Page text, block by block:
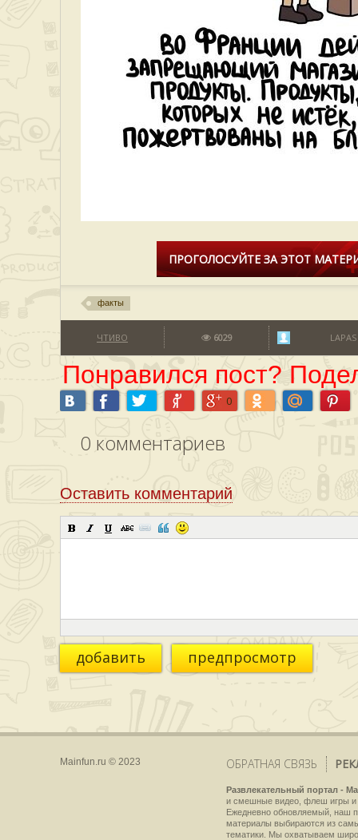
ПРОГОЛОСУЙТЕ ЗА ЭТОТ
факты
ЧТИВО 6029 LAPAS
Понравился пост?
0
0 комментариев
Оставить комментарий
добавить предпросмотр
Mainfun.ru © 2023 ОБРАТНАЯ СВЯЗЬ
Развлекательный портал -
и смешные видео, флеш игры и
Ежедневно обновляемый, наш
материалы выбираются из
тематики. Мы охватываем